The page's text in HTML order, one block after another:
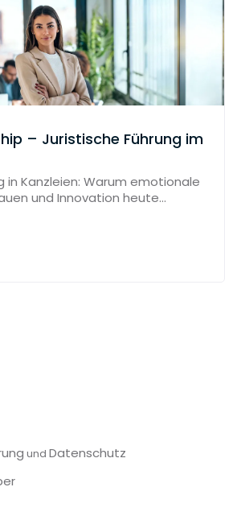
– Juristische Führung im
in Kanzleien: Warum emotionale
und Innovation heute
und Datenschutz